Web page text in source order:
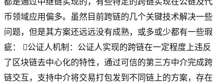
币领域应用偏多。虽然目前跨链的几个关键技术解决一些
问题，但是其方案还远远没有成熟，或多或少都有一些瑕
疵： 公证人机制：公证人实现的跨链在一定程度上违反
了区块链去中心化的特性，通过可信的第三方中介完成跨
链交互，支持中介将交易打包发到不同链上的方案，存在